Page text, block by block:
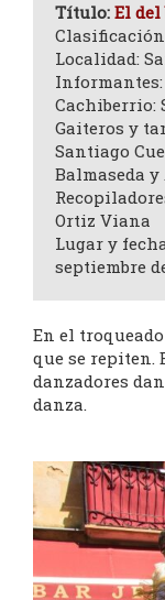
Título: El
Localidad:
Informantes:
Cachiberrio:
Gaiteros y
Santiago
Balmaseda
Ortiz Viana
Lugar y
septiembre
En el troqueado
que se repiten.
danzadores
danza.